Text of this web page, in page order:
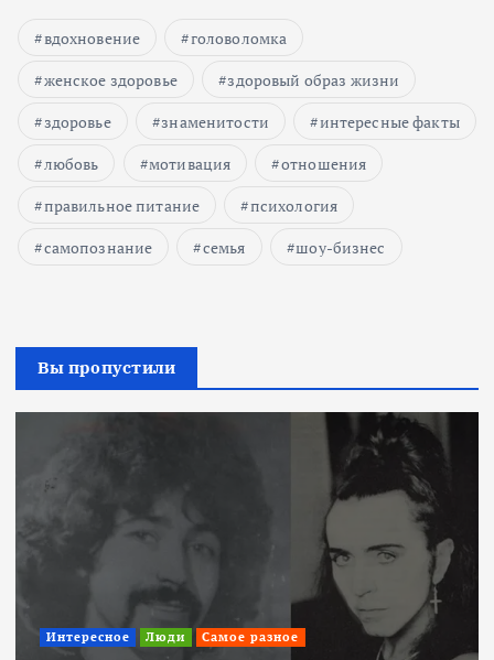
вдохновение
головоломка
женское здоровье
здоровый образ жизни
здоровье
знаменитости
интересные факты
любовь
мотивация
отношения
правильное питание
психология
самопознание
семья шоу-бизнес
Вы пропустили
Интересное Люди Самое разное